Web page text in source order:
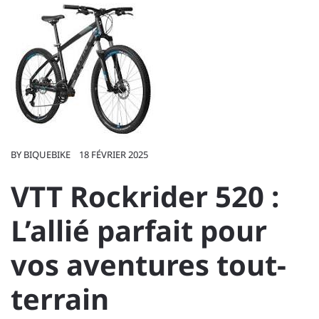
BY BIQUEBIKE 18 FÉVRIER 2025
VTT Rockrider 520 :
L’allié parfait pour
vos aventures tout-
terrain